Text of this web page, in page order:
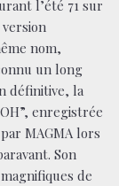
l’été 71 sur
version
nom,
un long
définitive, la
enregistrée
MAGMA lors
Son
de